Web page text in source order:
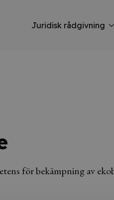
Juridisk rådgivning
för bekämpning av